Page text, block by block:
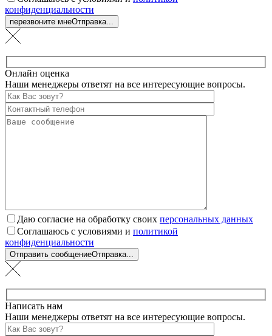
конфиденциальности
перезвоните мнеОтправка...
Онлайн оценка
Наши менеджеры ответят на все интересующие вопросы.
Даю согласие на обработку своих персональных данных
Соглашаюсь с условиями и политикой
конфиденциальности
Отправить сообщениеОтправка...
Написать нам
Наши менеджеры ответят на все интересующие вопросы.